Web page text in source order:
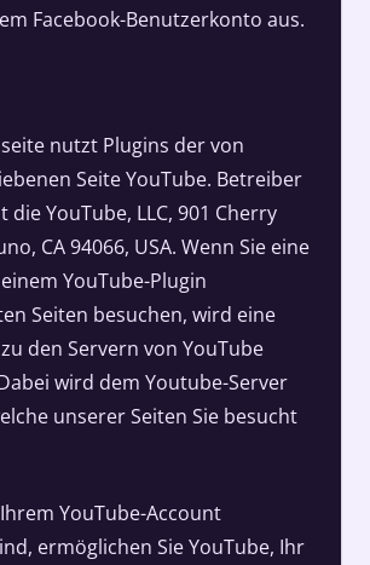
Facebook-Benutzerkonto aus.
nutzt Plugins der von
Seite YouTube. Betreiber
die YouTube, LLC, 901 Cherry
CA 94066, USA. Wenn Sie eine
YouTube-Plugin
Seiten besuchen, wird eine
den Servern von YouTube
wird dem Youtube-Server
unserer Seiten Sie besucht
YouTube-Account
ermöglichen Sie YouTube, Ihr